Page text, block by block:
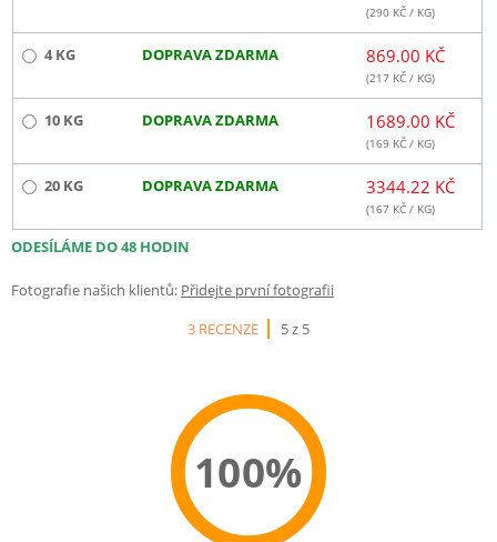
(290 KČ / KG)
4 KG DOPRAVA ZDARMA 869.00 KČ
(217 KČ / KG)
10 KG DOPRAVA ZDARMA 1689.00 KČ
(169 KČ / KG)
20 KG DOPRAVA ZDARMA 3344.22 KČ
(167 KČ / KG)
ODESÍLÁME DO 48 HODIN
Fotografie našich klientů: Přidejte první fotografii
3 RECENZE
5 z 5
100%